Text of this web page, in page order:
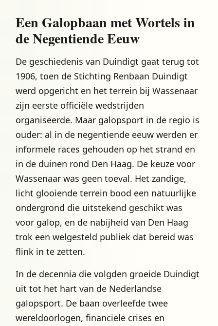
Een Galopbaan met Wortels in
de Negentiende Eeuw
De geschiedenis van Duindigt gaat terug tot
1906, toen de Stichting Renbaan Duindigt
werd opgericht en het terrein bij Wassenaar
zijn eerste officiële wedstrijden
organiseerde. Maar galopsport in de regio is
ouder: al in de negentiende eeuw werden er
informele races gehouden op het strand en
in de duinen rond Den Haag. De keuze voor
Wassenaar was geen toeval. Het zandige,
licht glooiende terrein bood een natuurlijke
ondergrond die uitstekend geschikt was
voor galop, en de nabijheid van Den Haag
trok een welgesteld publiek dat bereid was
flink in te zetten.
In de decennia die volgden groeide Duindigt
uit tot het hart van de Nederlandse
galopsport. De baan overleefde twee
wereldoorlogen, financiële crises en